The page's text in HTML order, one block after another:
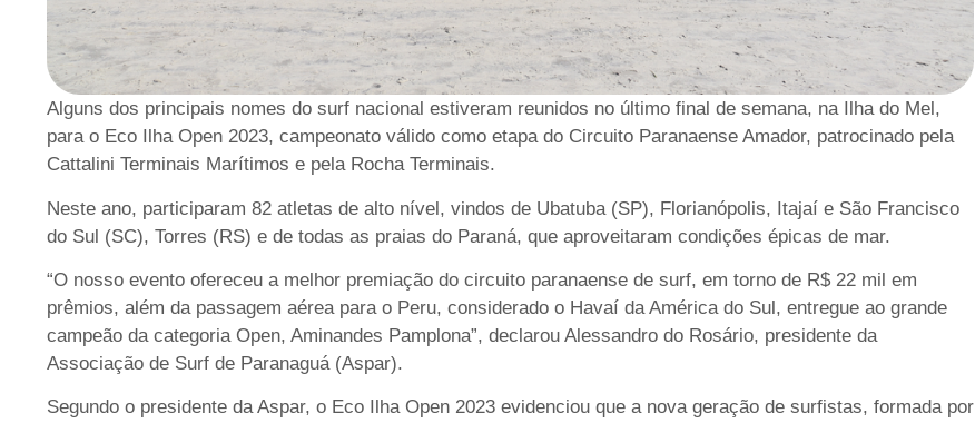
Alguns dos principais nomes do surf nacional estiveram reunidos no último final de semana, na Ilha do Mel,
para o Eco Ilha Open 2023, campeonato válido como etapa do Circuito Paranaense Amador, patrocinado pela
Cattalini Terminais Marítimos e pela Rocha Terminais.
Neste ano, participaram 82 atletas de alto nível, vindos de Ubatuba (SP), Florianópolis, Itajaí e São Francisco
do Sul (SC), Torres (RS) e de todas as praias do Paraná, que aproveitaram condições épicas de mar.
“O nosso evento ofereceu a melhor premiação do circuito paranaense de surf, em torno de R$ 22 mil em
prêmios, além da passagem aérea para o Peru, considerado o Havaí da América do Sul, entregue ao grande
campeão da categoria Open, Aminandes Pamplona”, declarou Alessandro do Rosário, presidente da
Associação de Surf de Paranaguá (Aspar).
Segundo o presidente da Aspar, o Eco Ilha Open 2023 evidenciou que a nova geração de surfistas, formada por